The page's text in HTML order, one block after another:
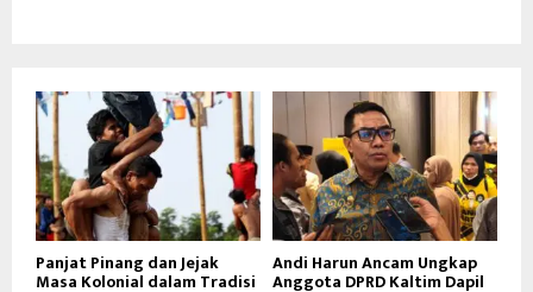
Panjat Pinang dan Jejak
Masa Kolonial dalam Tradisi
Andi Harun Ancam Ungkap
Anggota DPRD Kaltim Dapil